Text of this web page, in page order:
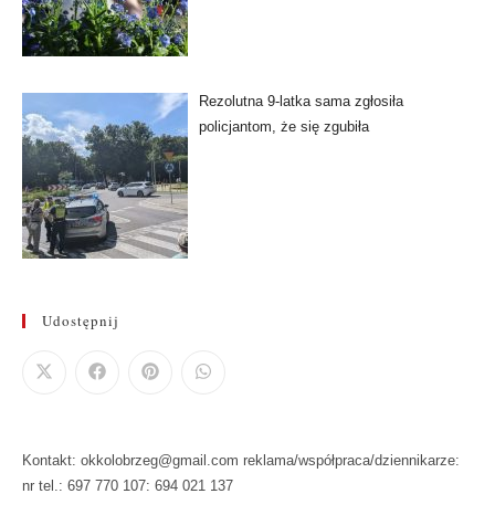
Rezolutna 9-latka sama zgłosiła
policjantom, że się zgubiła
Udostępnij
Kontakt: okkolobrzeg@gmail.com reklama/współpraca/dziennikarze:
nr tel.: 697 770 107: 694 021 137